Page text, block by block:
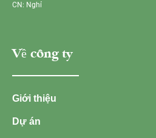
CN: Nghỉ
Về công ty
Giới thiệu
Dự án